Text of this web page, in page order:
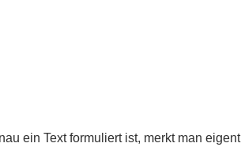
ein Text formuliert ist, merkt man